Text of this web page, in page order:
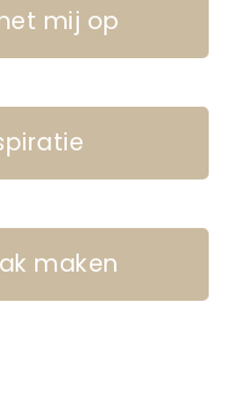
mij op
maken